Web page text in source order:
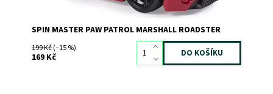
SPIN MASTER PAW PATROL MARSHALL ROADSTER
199 Kč(–15 %)
169 Kč